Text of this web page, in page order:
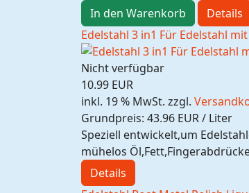
In den Warenkorb
Details
Edelstahl 3 in1 Für Edelstahl
Nicht verfügbar
10.99 EUR
inkl. 19 % MwSt. zzgl.
Grundpreis: 43.96 EUR / Liter
Speziell entwickelt,um
mühelos
Details